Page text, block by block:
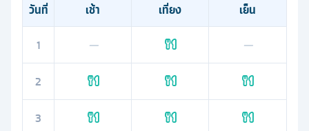
วันที่ เช้า เที่ยง
เย็น
1
— —
2
3